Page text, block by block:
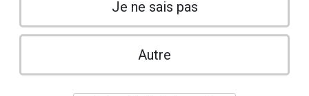
Je ne sais pas
Autre